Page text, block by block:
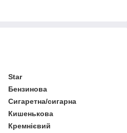
Star
Бензинова
Сигаретна/сигарна
Кишенькова
Кремнієвий